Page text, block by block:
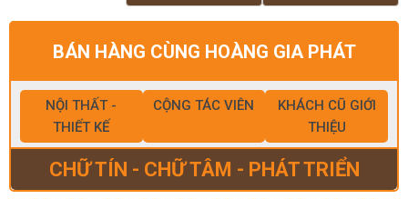
BÁN HÀNG CÙNG HOÀNG GIA PHÁT
NỘI THẤT -
THIẾT KẾ
CỘNG TÁC VIÊN
KHÁCH CŨ GIỚI
THIỆU
CHỮ TÍN - CHỮ TÂM - PHÁT TRIỂN